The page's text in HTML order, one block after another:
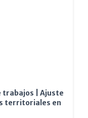
trabajos | Ajuste
territoriales en